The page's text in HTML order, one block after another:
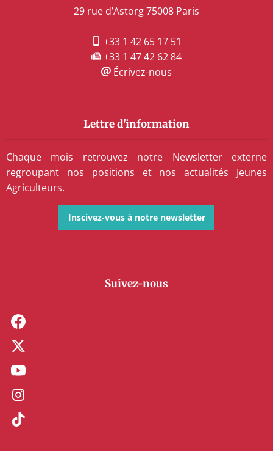
29 rue d’Astorg 75008 Paris
+33 1 42 65 17 51
+33 1 47 42 62 84
Écrivez-nous
Lettre d'information
Chaque mois retrouvez notre Newsletter externe
regroupant nos positions et nos actualités Jeunes
Agriculteurs.
Inscivez-vous à notre newsletter
Suivez-nous